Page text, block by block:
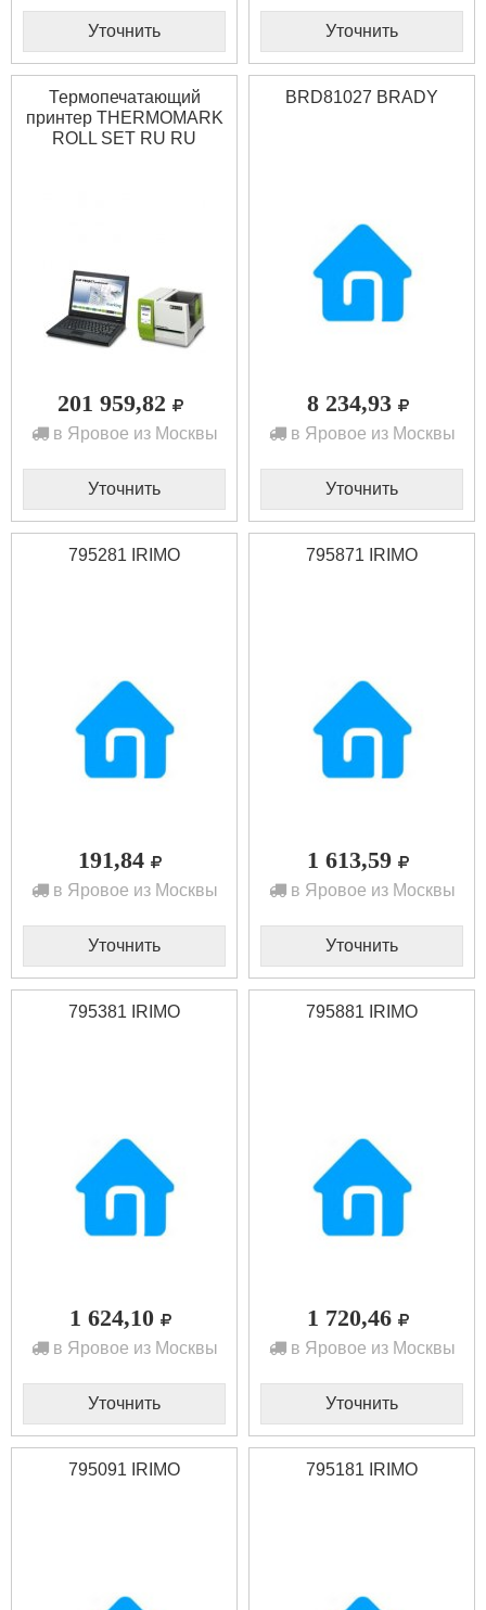
Уточнить Уточнить
Термопечатающий
принтер THERMOMARK
ROLL SET RU RU
201 959,82
в Яровое из Москвы
Уточнить
BRD81027 BRADY
8 234,93
в Яровое из Москвы
Уточнить
795281 IRIMO
191,84
в Яровое из Москвы
Уточнить
795871 IRIMO
1 613,59
в Яровое из Москвы
Уточнить
795381 IRIMO
1 624,10
в Яровое из Москвы
Уточнить
795881 IRIMO
1 720,46
в Яровое из Москвы
Уточнить
795091 IRIMO 795181 IRIMO